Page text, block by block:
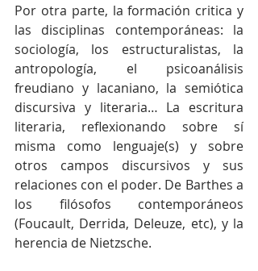
Por otra parte, la formación critica y
las disciplinas contemporáneas: la
sociología, los estructuralistas, la
antropología, el psicoanálisis
freudiano y lacaniano, la semiótica
discursiva y literaria… La escritura
literaria, reflexionando sobre sí
misma como lenguaje(s) y sobre
otros campos discursivos y sus
relaciones con el poder. De Barthes a
los filósofos contemporáneos
(Foucault, Derrida, Deleuze, etc), y la
herencia de Nietzsche.